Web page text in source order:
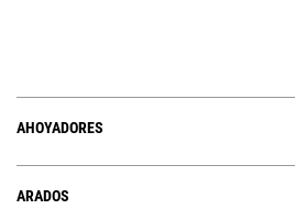
AHOYADORES
ARADOS